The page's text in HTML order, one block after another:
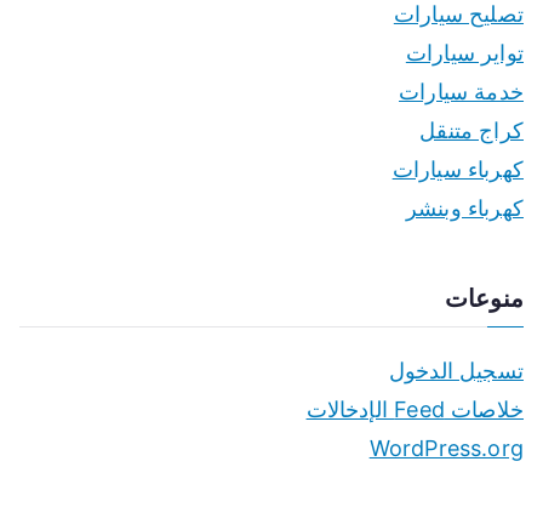
تصليح سيارات
تواير سيارات
خدمة سيارات
كراج متنقل
كهرباء سيارات
كهرباء وبنشر
منوعات
تسجيل الدخول
خلاصات Feed الإدخالات
WordPress.org